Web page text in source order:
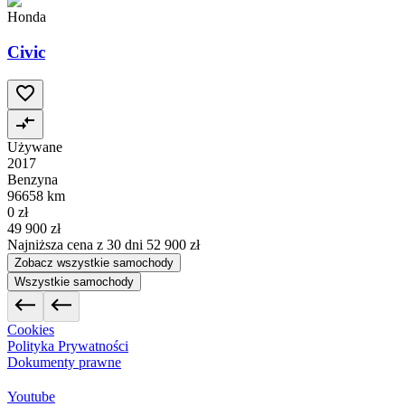
Honda
Civic
Używane
2017
Benzyna
96658 km
0 zł
49 900 zł
Najniższa cena z 30 dni 52 900 zł
Zobacz wszystkie samochody
Wszystkie samochody
Cookies
Polityka Prywatności
Dokumenty prawne
Youtube